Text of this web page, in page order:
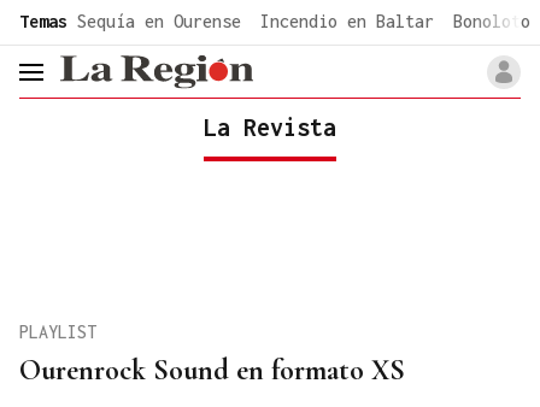
common.go-to-content
Temas Sequía en Ourense Incendio en Baltar Bonoloto
header.menu.open
La Revista
Ourenrock Sound en formato XS
PLAYLIST